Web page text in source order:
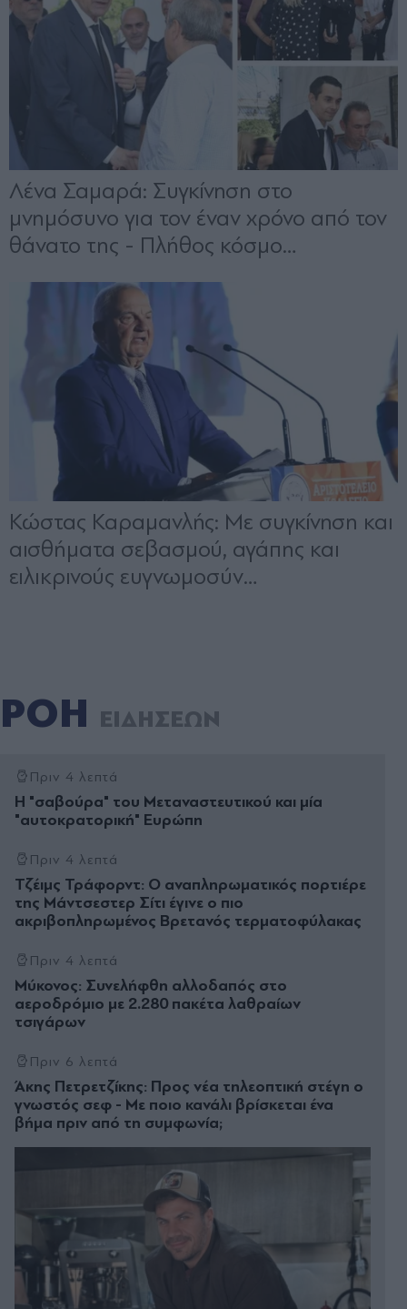
ΡΟΗ ΕΙΔΗΣΕΩΝ
Πριν 4 λεπτά
Η "σαβούρα" του Μεταναστευτικού και µία
"αυτοκρατορική" Ευρώπη
Πριν 4 λεπτά
Τζέιμς Τράφορντ: Ο αναπληρωματικός πορτιέρε
της Μάντσεστερ Σίτι έγινε ο πιο
ακριβοπληρωμένος Βρετανός τερματοφύλακας
Πριν 4 λεπτά
Μύκονος: Συνελήφθη αλλοδαπός στο
αεροδρόμιο με 2.280 πακέτα λαθραίων
τσιγάρων
Πριν 6 λεπτά
Άκης Πετρετζίκης: Προς νέα τηλεοπτική στέγη ο
γνωστός σεφ - Με ποιο κανάλι βρίσκεται ένα
βήμα πριν από τη συμφωνία;